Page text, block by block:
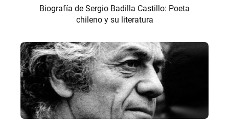
Biografía de Sergio Badilla Castillo: Poeta
chileno y su literatura